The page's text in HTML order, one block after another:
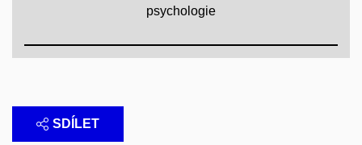
psychologie
SDÍLET